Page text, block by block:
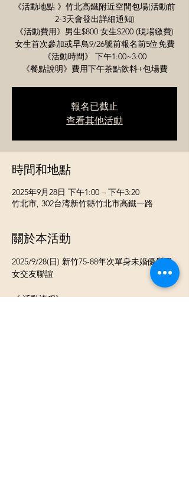
《活動地點 》竹北高鐵附近空間包場(活動前
2-3天會發出詳細通知)
《活動費用》男生$800 女生$200 (現場繳費)
女生首次參加或早鳥9/26號前報名前5位免費
《活動時間》 下午1:00~3:00
《餐點說明》費用下午茶點飲料+包場費
報名已截止
查看其他活動
時間和地點
2025年9月28日 下午1:00 – 下午3:20
竹北市, 302台湾新竹縣竹北市高鐵一路
關於本活動
2025/9/28(日) 新竹75-88年次單身未婚優質男
女交友聯誼
《 活動流程》